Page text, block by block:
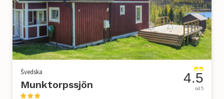
Švedska
Munktorpssjön 4.5
od 5